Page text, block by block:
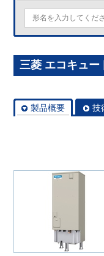
三菱 エコキュー
製品概要 技